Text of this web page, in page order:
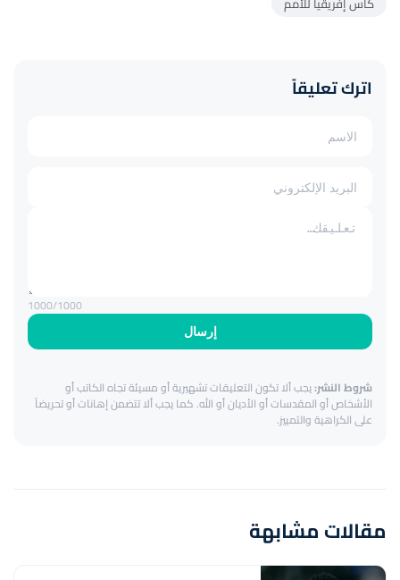
اترك تعليقاً
إرسال
1000/1000
شروط النشر:يجب ألا تكون التعليقات تشهيرية أو مسيئة تجاه الكاتب أو
الأشخاص أو المقدسات أو الأديان أو الله. كما يجب ألا تتضمن إهانات أو تحريضاً
على الكراهية والتمييز.
مقالات مشابهة